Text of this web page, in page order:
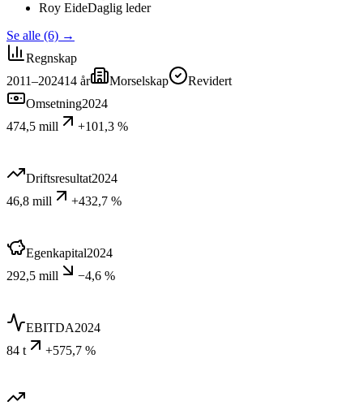
Roy EideDaglig leder
Se alle (6) →
Regnskap
2011–202414 år Morselskap
Revidert
Omsetning2024
474,5 mill
+101,3 %
Driftsresultat2024
46,8 mill
+432,7 %
Egenkapital2024
292,5 mill
−4,6 %
EBITDA2024
84 t
+575,7 %